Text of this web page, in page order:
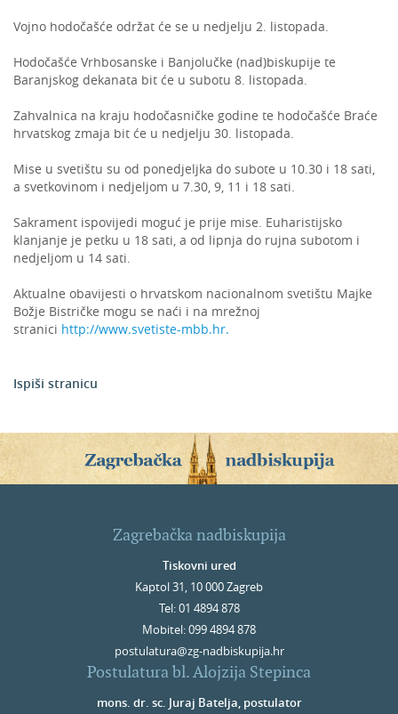
Vojno hodočašće održat će se u nedjelju 2. listopada.
Hodočašće Vrhbosanske i Banjolučke (nad)biskupije te
Baranjskog dekanata bit će u subotu 8. listopada.
Zahvalnica na kraju hodočasničke godine te hodočašće Braće
hrvatskog zmaja bit će u nedjelju 30. listopada.
Mise u svetištu su od ponedjeljka do subote u 10.30 i 18 sati,
a svetkovinom i nedjeljom u 7.30, 9, 11 i 18 sati.
Sakrament ispovijedi moguć je prije mise. Euharistijsko
klanjanje je petku u 18 sati, a od lipnja do rujna subotom i
nedjeljom u 14 sati.
Aktualne obavijesti o hrvatskom nacionalnom svetištu Majke
Božje Bistričke mogu se naći i na mrežnoj
stranici http://www.svetiste-mbb.hr.
Ispiši stranicu
Zagrebačka nadbiskupija
Tiskovni ured
Kaptol 31, 10 000 Zagreb
Tel: 01 4894 878
Mobitel: 099 4894 878
postulatura@zg-nadbiskupija.hr
Postulatura bl. Alojzija Stepinca
mons. dr. sc. Juraj Batelja, postulator